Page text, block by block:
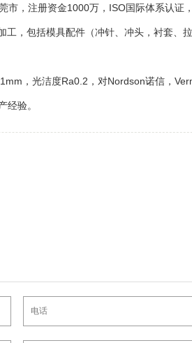
，注册资金1000万，ISO国际体系认证
，包括模具配件（冲针、冲头，衬套、
，光洁度Ra0.2，对Nordson诺信，
经验。